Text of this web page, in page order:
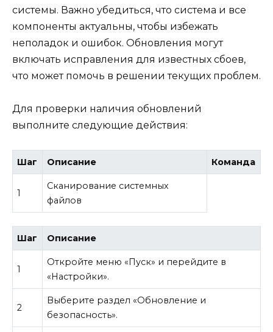
системы. Важно убедиться, что система и все
компоненты актуальны, чтобы избежать
неполадок и ошибок. Обновления могут
включать исправления для известных сбоев,
что может помочь в решении текущих проблем.
Для проверки наличия обновлений
выполните следующие действия:
Шаг Описание Команда
1
Сканирование системных
файлов
Шаг Описание
1
Откройте меню «Пуск» и перейдите в
«Настройки».
2
Выберите раздел «Обновление и
безопасность».